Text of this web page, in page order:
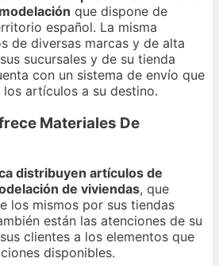
que dispone de
español. La misma
de diversas marcas y de alta
sucursales y de su tienda
con un sistema de envío que
artículos a su destino.
Materiales De
distribuyen artículos de
de viviendas, que
los mismos por sus tiendas
están las atenciones de su
clientes a los elementos que
disponibles.